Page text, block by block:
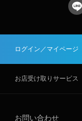
ログイン／マイページ
お店受け取りサービス
お問い合わせ